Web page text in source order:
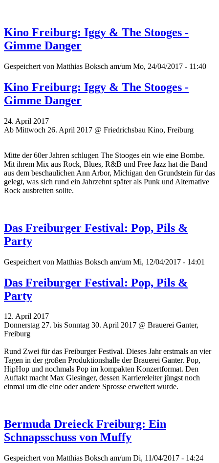
Kino Freiburg: Iggy & The Stooges -
Gimme Danger
Gespeichert von Matthias Boksch am/um Mo, 24/04/2017 - 11:40
Kino Freiburg: Iggy & The Stooges -
Gimme Danger
24. April 2017
Ab Mittwoch 26. April 2017 @ Friedrichsbau Kino, Freiburg
Mitte der 60er Jahren schlugen The Stooges ein wie eine Bombe.
Mit ihrem Mix aus Rock, Blues, R&B und Free Jazz hat die Band
aus dem beschaulichen Ann Arbor, Michigan den Grundstein für das
gelegt, was sich rund ein Jahrzehnt später als Punk und Alternative
Rock ausbreiten sollte.
Das Freiburger Festival: Pop, Pils &
Party
Gespeichert von Matthias Boksch am/um Mi, 12/04/2017 - 14:01
Das Freiburger Festival: Pop, Pils &
Party
12. April 2017
Donnerstag 27. bis Sonntag 30. April 2017 @ Brauerei Ganter,
Freiburg
Rund Zwei für das Freiburger Festival. Dieses Jahr erstmals an vier
Tagen in der großen Produktionshalle der Brauerei Ganter. Pop,
HipHop und nochmals Pop im kompakten Konzertformat. Den
Auftakt macht Max Giesinger, dessen Karriereleiter jüngst noch
einmal um die eine oder andere Sprosse erweitert wurde.
Bermuda Dreieck Freiburg: Ein
Schnapsschuss von Muffy
Gespeichert von Matthias Boksch am/um Di, 11/04/2017 - 14:24